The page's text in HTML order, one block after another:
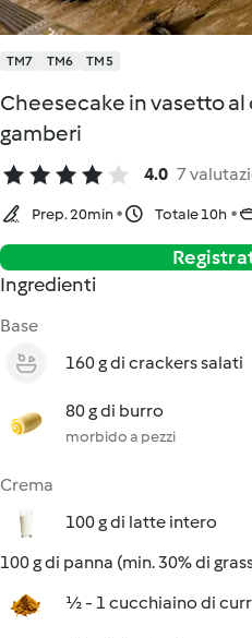
TM7 TM6 TM5
Cheesecake in vasetto
gamberi
4.0 7
Prep. 20min Totale 10h
Ingredienti
Base
160 g di crackers salati
80 g di burro
morbido a pezzi
Crema
100 g di latte intero
100 g di panna (min. 30% di
½ - 1 cucchiaino di